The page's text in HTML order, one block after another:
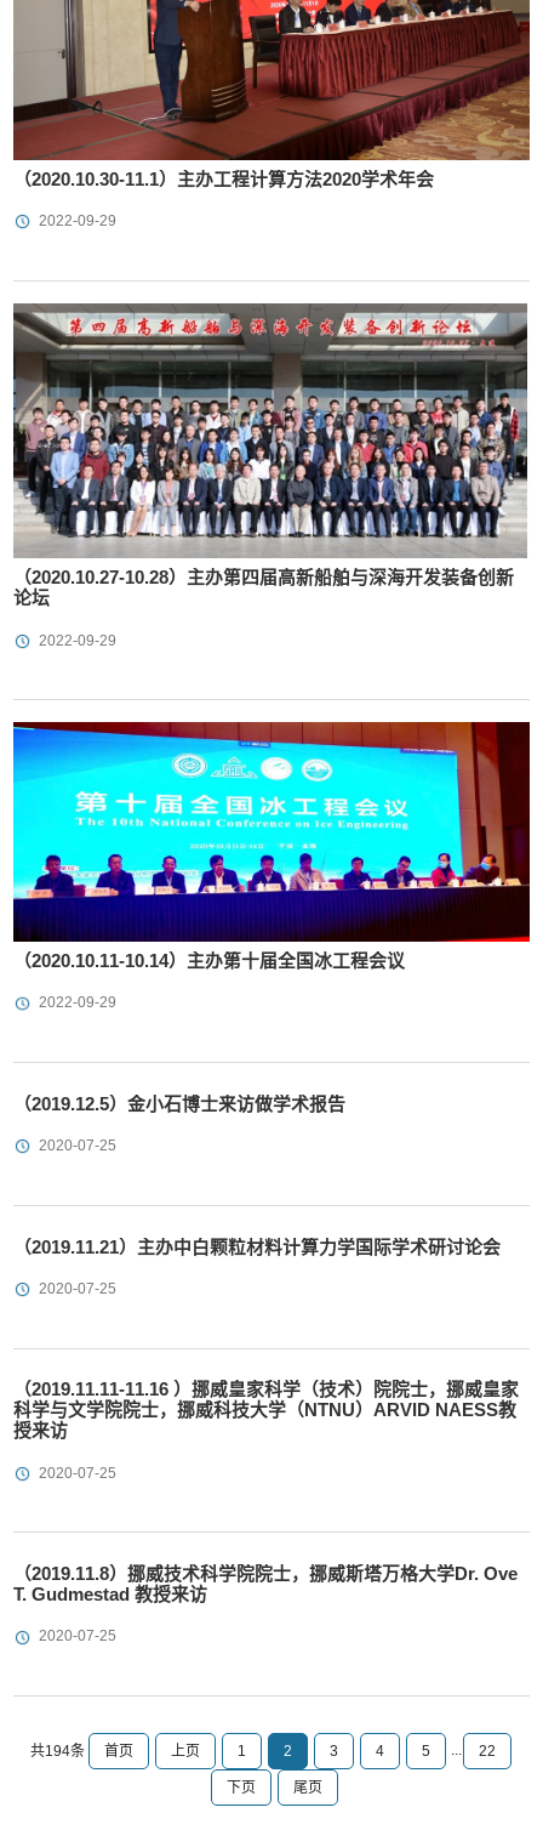
（2020.10.30-11.1）主办工程计算方法2020学术年会
2022-09-29
（2020.10.27-10.28）主办第四届高新船舶与深海开发装备创新
论坛
2022-09-29
（2020.10.11-10.14）主办第十届全国冰工程会议
2022-09-29
（2019.12.5）金小石博士来访做学术报告
2020-07-25
（2019.11.21）主办中白颗粒材料计算力学国际学术研讨论会
2020-07-25
（2019.11.11-11.16 ）挪威皇家科学（技术）院院士，挪威皇家
科学与文学院院士，挪威科技大学（NTNU）ARVID NAESS教
授来访
2020-07-25
（2019.11.8）挪威技术科学院院士，挪威斯塔万格大学Dr. Ove
T. Gudmestad 教授来访
2020-07-25
共194条 首页 上页 1 2 3 4 5 ... 22
下页 尾页